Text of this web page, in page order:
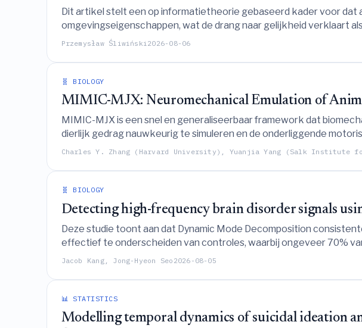
Dit artikel stelt een op informatietheorie gebaseerd kader voor
omgevingseigenschappen, wat de drang naar gelijkheid verklaart
tot bekende herinneringen, waardoor kwantificeerbare metrieken
Przemysław Śliwiński2026-08-06
🧬 BIOLOGY
MIMIC-MJX: Neuromechanical Emulation of
MIMIC-MJX is een snel en generaliseerbaar framework dat
dierlijk gedrag nauwkeurig te simuleren en de onderliggende
Charles Y. Zhang (Harvard University), Yuanjia Yang (Salk
🧬 BIOLOGY
Detecting high-frequency brain disorder signals
Deze studie toont aan dat Dynamic Mode Decomposition
effectief te onderscheiden van controles, waarbij ongeveer 70%
relevante kanalen.
Jacob Kang, Jong-Hyeon Seo 2026-08-05
📊 STATISTICS
Modelling temporal dynamics of suicidal ideation